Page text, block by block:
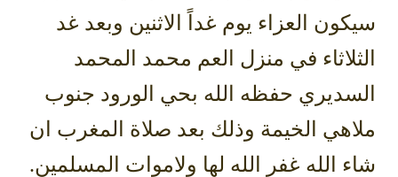
سيكون العزاء يوم غداً الاثنين وبعد غد
الثلاثاء في منزل العم محمد المحمد
السديري حفظه الله بحي الورود جنوب
ملاهي الخيمة وذلك بعد صلاة المغرب ان
شاء الله غفر الله لها ولاموات المسلمين.